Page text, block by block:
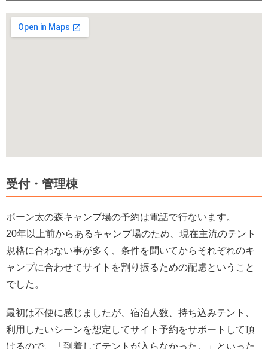
受付・管理棟
ポーン太の森キャンプ場の予約は電話で行ないます。
20年以上前からあるキャンプ場のため、現在主流のテント
規格に合わない事が多く、条件を聞いてからそれぞれのキ
ャンプに合わせてサイトを割り振るための配慮ということ
でした。
最初は不便に感じましたが、宿泊人数、持ち込みテント、
利用したいシーンを想定してサイト予約をサポートして頂
けるので、「到着してテントが入らなかった。」といった